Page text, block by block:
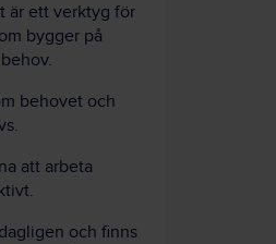
är ett verktyg för
bygger på
behovet och
att arbeta
och finns